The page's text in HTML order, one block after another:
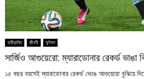
ক্রীড়াবিদ জীবনী ফুটবল
সার্জিও আগুয়েরো: ম্যারাডোনার রেকর্ড ভাঙা
১৫ বছর বয়সেই ম্যারাডোনার রেকর্ড ভেঙে আগুয়েরো বুঝিয়ে